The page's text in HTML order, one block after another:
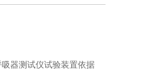
器测试仪试验装置依据